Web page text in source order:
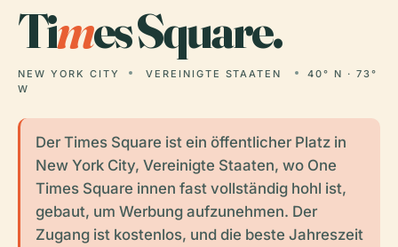
Times Square.
NEW YORK CITY VEREINIGTE STAATEN
40° N · 73°
W
Der Times Square ist ein öffentlicher Platz in
New York City, Vereinigte Staaten, wo One
Times Square innen fast vollständig hohl ist,
gebaut, um Werbung aufzunehmen. Der
Zugang ist kostenlos, und die beste Jahreszeit